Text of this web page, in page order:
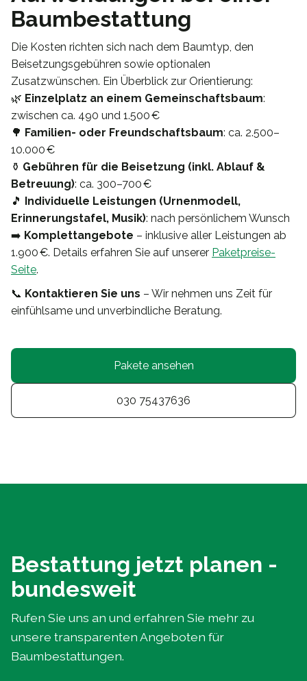
Baumbestattung
Die Kosten richten sich nach dem Baumtyp, den
Beisetzungsgebühren sowie optionalen
Zusatzwünschen. Ein Überblick zur Orientierung:
🌿 Einzelplatz an einem Gemeinschaftsbaum:
zwischen ca. 490 und 1.500 €
🌳 Familien- oder Freundschaftsbaum: ca. 2.500–
10.000 €
⚱️ Gebühren für die Beisetzung (inkl. Ablauf &
Betreuung): ca. 300–700 €
🎵 Individuelle Leistungen (Urnenmodell,
Erinnerungstafel, Musik): nach persönlichem Wunsch
➡️ Komplettangebote – inklusive aller Leistungen ab
1.900 €. Details erfahren Sie auf unserer Paketpreise-
Seite.
📞 Kontaktieren Sie uns – Wir nehmen uns Zeit für
einfühlsame und unverbindliche Beratung.
Pakete ansehen
030 75437636
Bestattung jetzt planen -
bundesweit
Rufen Sie uns an und erfahren Sie mehr zu
unsere transparenten Angeboten für
Baumbestattungen.